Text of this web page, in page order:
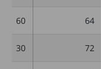
64
60
72
30